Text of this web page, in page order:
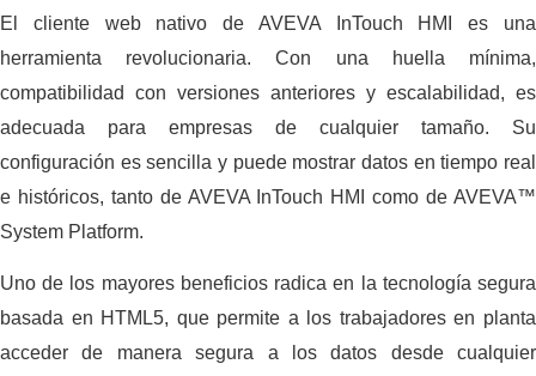
El cliente web nativo de AVEVA InTouch HMI es una
herramienta revolucionaria. Con una huella mínima,
compatibilidad con versiones anteriores y escalabilidad, es
adecuada para empresas de cualquier tamaño. Su
configuración es sencilla y puede mostrar datos en tiempo real
e históricos, tanto de AVEVA InTouch HMI como de AVEVA™
System Platform.
Uno de los mayores beneficios radica en la tecnología segura
basada en HTML5, que permite a los trabajadores en planta
acceder de manera segura a los datos desde cualquier